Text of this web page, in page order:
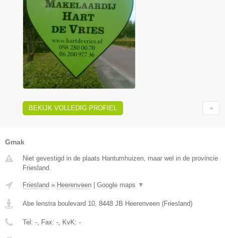
BEKIJK VOLLEDIG PROFIEL
Gmak
Niet gevestigd in de plaats Hantumhuizen, maar wel in de provincie
Friesland.
Friesland » Heerenveen Google maps ▼
Abe lenstra boulevard 10, 8448 JB Heerenveen (Friesland)
Tel: -, Fax: -, KvK: -